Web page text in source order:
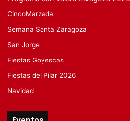
CincoMarzada
Semana Santa Zaragoza
San Jorge
Fiestas Goyescas
Fiestas del Pilar 2026
Navidad